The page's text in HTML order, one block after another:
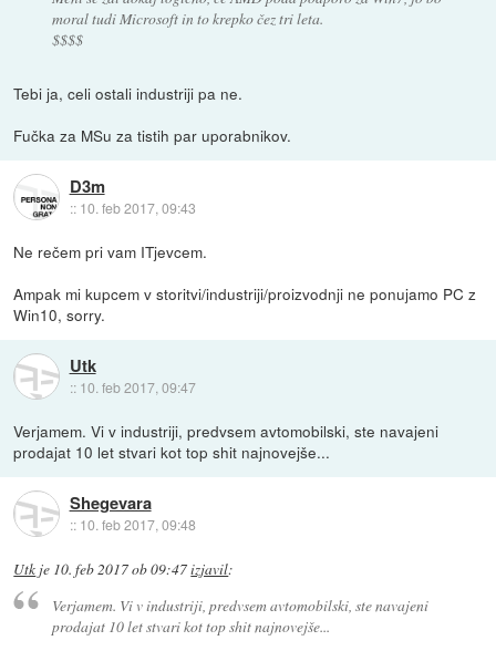
moral tudi Microsoft in to krepko čez tri leta.
$$$$
Tebi ja, celi ostali industriji pa ne.
Fučka za MSu za tistih par uporabnikov.
D3m
:: 10. feb 2017, 09:43
Ne rečem pri vam ITjevcem.
Ampak mi kupcem v storitvi/industriji/proizvodnji ne ponujamo PC z
Win10, sorry.
Utk
:: 10. feb 2017, 09:47
Verjamem. Vi v industriji, predvsem avtomobilski, ste navajeni
prodajat 10 let stvari kot top shit najnovejše...
Shegevara
:: 10. feb 2017, 09:48
Utk je 10. feb 2017 ob 09:47izjavil:
Verjamem. Vi v industriji, predvsem avtomobilski, ste navajeni
prodajat 10 let stvari kot top shit najnovejše...